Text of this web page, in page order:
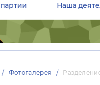
Наша
Фотогалерея